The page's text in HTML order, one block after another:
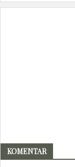
KOMENTAR